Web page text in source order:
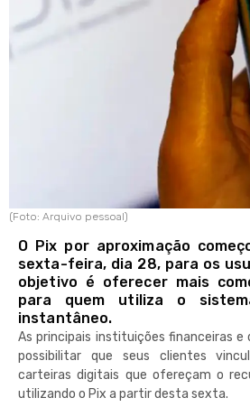
(Foto: Arquivo pessoal)
O Pix por aproximação
sexta-feira, dia 28, para os
objetivo é oferecer mais
para quem utiliza o
instantâneo.
As principais instituições financeiras e
possibilitar que seus clientes
carteiras digitais que ofereçam o
utilizando o Pix a partir desta sexta.